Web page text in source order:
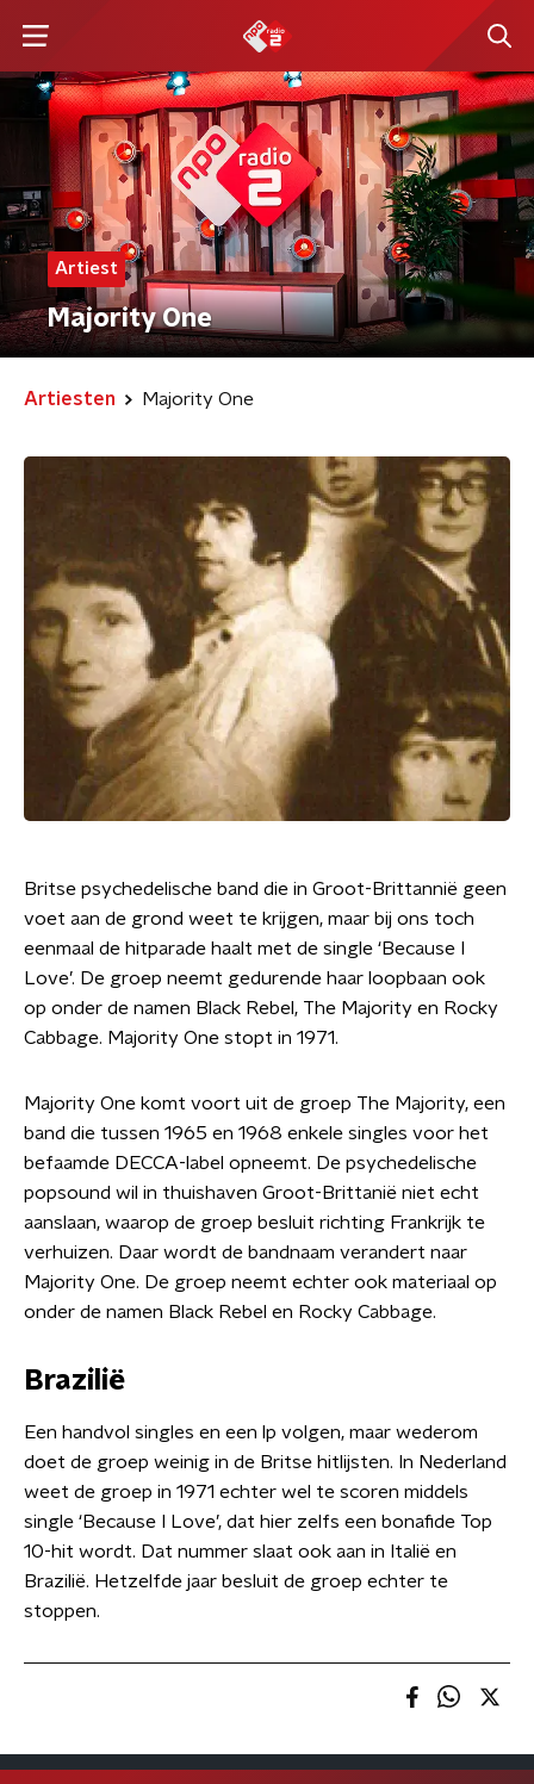
Artiest
Majority One
Artiesten Majority One
Britse psychedelische band die in Groot-Brittannië geen
voet aan de grond weet te krijgen, maar bij ons toch
eenmaal de hitparade haalt met de single ‘Because I
Love’. De groep neemt gedurende haar loopbaan ook
op onder de namen Black Rebel, The Majority en Rocky
Cabbage. Majority One stopt in 1971.
Majority One komt voort uit de groep The Majority, een
band die tussen 1965 en 1968 enkele singles voor het
befaamde DECCA-label opneemt. De psychedelische
popsound wil in thuishaven Groot-Brittanië niet echt
aanslaan, waarop de groep besluit richting Frankrijk te
verhuizen. Daar wordt de bandnaam verandert naar
Majority One. De groep neemt echter ook materiaal op
onder de namen Black Rebel en Rocky Cabbage.
Brazilië
Een handvol singles en een lp volgen, maar wederom
doet de groep weinig in de Britse hitlijsten. In Nederland
weet de groep in 1971 echter wel te scoren middels
single ‘Because I Love’, dat hier zelfs een bonafide Top
10-hit wordt. Dat nummer slaat ook aan in Italië en
Brazilië. Hetzelfde jaar besluit de groep echter te
stoppen.